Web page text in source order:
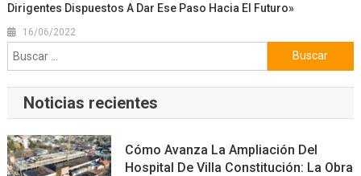
Dirigentes Dispuestos A Dar Ese Paso Hacia El Futuro»
16/06/2022
Buscar:
Noticias recientes
Cómo Avanza La Ampliación Del
Hospital De Villa Constitución: La Obra